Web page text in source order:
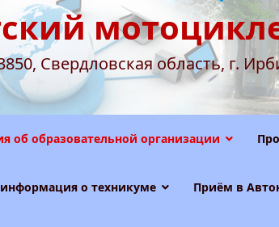
Свердловская область, г.
об образовательной организации
о техникуме Приём в